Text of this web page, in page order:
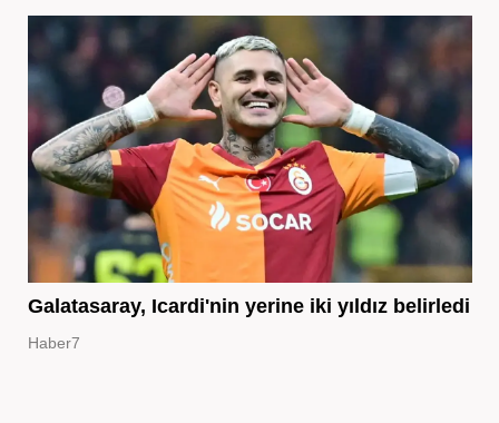
Galatasaray, Icardi'nin yerine iki yıldız belirledi
Haber7